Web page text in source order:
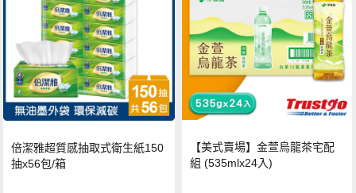
倍潔雅超質感抽取式衛生紙150
抽x56包/箱
【美式賣場】金萱烏龍茶宅配
組 (535mlx24入)